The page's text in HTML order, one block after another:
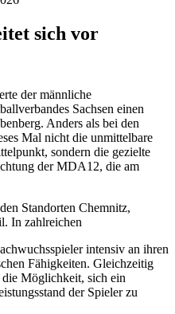
sich vor
der männliche
Sachsen einen
Anders als bei den
Mal nicht die unmittelbare
sondern die gezielte
der MDA12, die am
Standorten Chemnitz,
In zahlreichen
intensiv an ihren
Fähigkeiten. Gleichzeitig
Möglichkeit, sich ein
der Spieler zu